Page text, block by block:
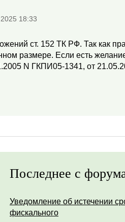
18:33
ст. 152 ТК РФ. Так как
размере. Если есть
N ГКПИ05-1341, от
Последнее с
Уведомление об истечении
фискального